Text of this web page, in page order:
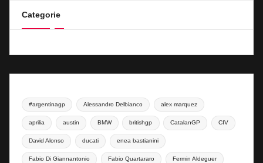
Categorie
#argentinagp Alessandro Delbianco alex marquez
aprilia austin BMW britishgp CatalanGP CIV
David Alonso ducati enea bastianini
Fabio Di Giannantonio Fabio Quartararo Fermin Aldeguer